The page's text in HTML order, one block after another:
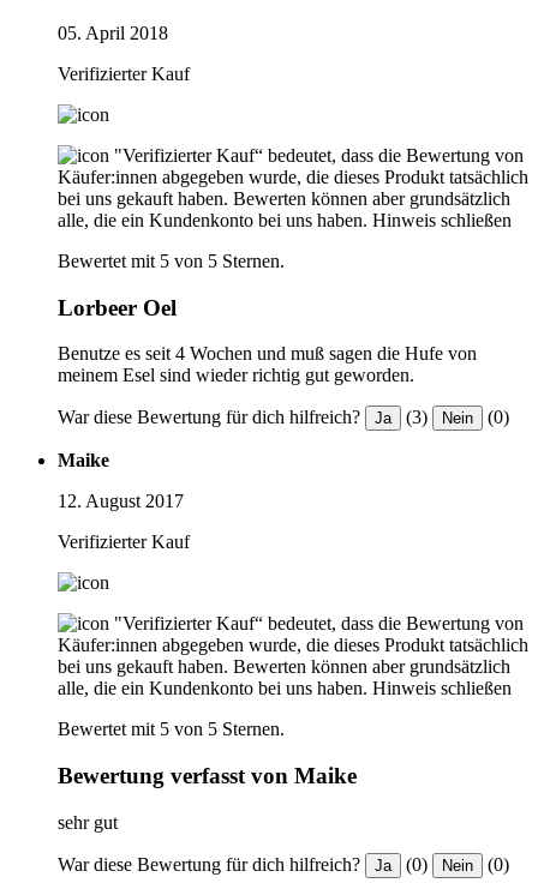
05. April 2018
Verifizierter Kauf
"Verifizierter Kauf“ bedeutet, dass die Bewertung von
Käufer:innen abgegeben wurde, die dieses Produkt tatsächlich
bei uns gekauft haben. Bewerten können aber grundsätzlich
alle, die ein Kundenkonto bei uns haben. Hinweis schließen
Bewertet mit 5 von 5 Sternen.
Lorbeer Oel
Benutze es seit 4 Wochen und muß sagen die Hufe von
meinem Esel sind wieder richtig gut geworden.
War diese Bewertung für dich hilfreich? Ja (3) Nein (0)
Maike
12. August 2017
Verifizierter Kauf
"Verifizierter Kauf“ bedeutet, dass die Bewertung von
Käufer:innen abgegeben wurde, die dieses Produkt tatsächlich
bei uns gekauft haben. Bewerten können aber grundsätzlich
alle, die ein Kundenkonto bei uns haben. Hinweis schließen
Bewertet mit 5 von 5 Sternen.
Bewertung verfasst von Maike
sehr gut
War diese Bewertung für dich hilfreich? Ja (0) Nein (0)